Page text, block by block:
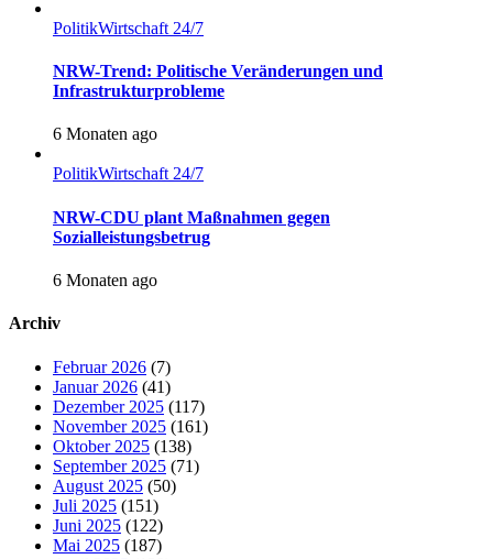
PolitikWirtschaft 24/7
NRW-Trend: Politische Veränderungen und
Infrastrukturprobleme
6 Monaten ago
PolitikWirtschaft 24/7
NRW-CDU plant Maßnahmen gegen
Sozialleistungsbetrug
6 Monaten ago
Archiv
Februar 2026 (7)
Januar 2026 (41)
Dezember 2025 (117)
November 2025 (161)
Oktober 2025 (138)
September 2025 (71)
August 2025 (50)
Juli 2025 (151)
Juni 2025 (122)
Mai 2025 (187)